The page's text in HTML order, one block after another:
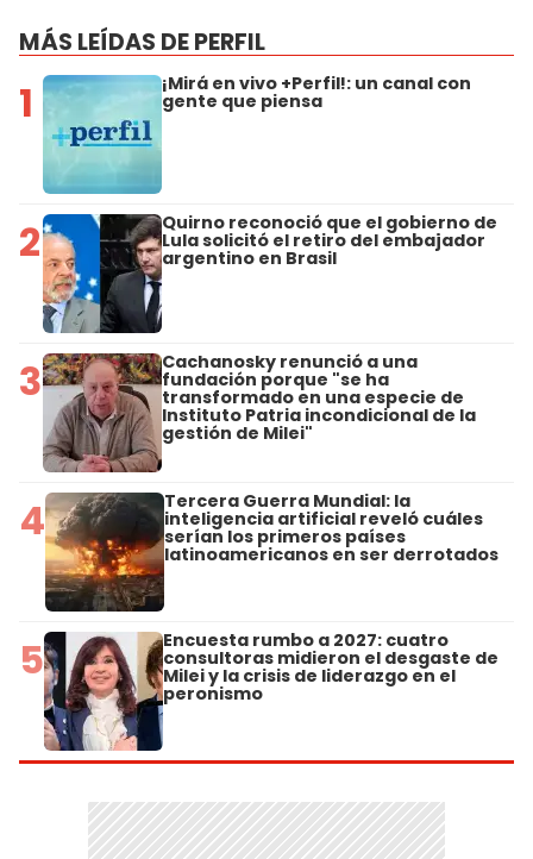
MÁS LEÍDAS DE PERFIL
1 ¡Mirá en vivo +Perfil!: un canal con
gente que piensa
2 Quirno reconoció que el gobierno de
Lula solicitó el retiro del embajador
argentino en Brasil
3 Cachanosky renunció a una
fundación porque "se ha
transformado en una especie de
Instituto Patria incondicional de la
gestión de Milei"
4 Tercera Guerra Mundial: la
inteligencia artificial reveló cuáles
serían los primeros países
latinoamericanos en ser derrotados
5 Encuesta rumbo a 2027: cuatro
consultoras midieron el desgaste de
Milei y la crisis de liderazgo en el
peronismo